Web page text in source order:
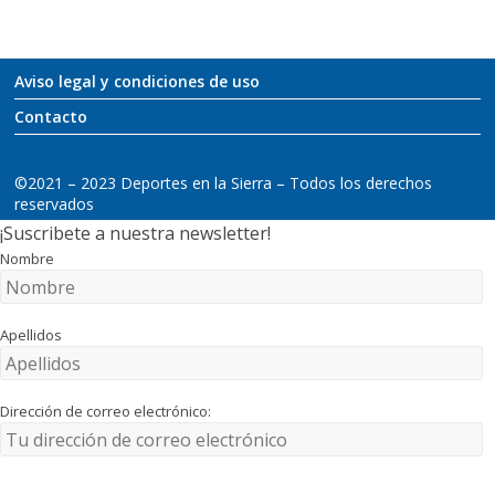
Aviso legal y condiciones de uso
Contacto
©2021 – 2023 Deportes en la Sierra – Todos los derechos
reservados
¡Suscribete a nuestra newsletter!
Nombre
Apellidos
Dirección de correo electrónico: